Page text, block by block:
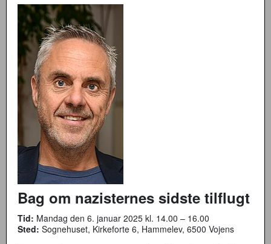
Bag om nazisternes sidste tilflugt
Tid: Mandag den 6. januar 2025 kl. 14.00 – 16.00
Sted: Sognehuset, Kirkeforte 6, Hammelev, 6500 Vojens